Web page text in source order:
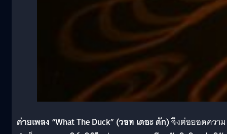
ค่ายเพลง “What The Duck” (วอท เดอะ ดัก)จึงต่อยอดความ